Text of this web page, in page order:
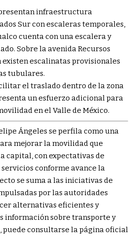
infraestructura
Sur con escaleras temporales,
cuenta con una escalera y
Sobre la avenida Recursos
escalinatas provisionales
tubulares.
el traslado dentro de la zona
un esfuerzo adicional para
en el Valle de México.
Ángeles se perfila como una
mejorar la movilidad que
capital, con expectativas de
conforme avance la
se suma a las iniciativas de
por las autoridades
alternativas eficientes y
información sobre transporte y
puede consultarse la página oficial